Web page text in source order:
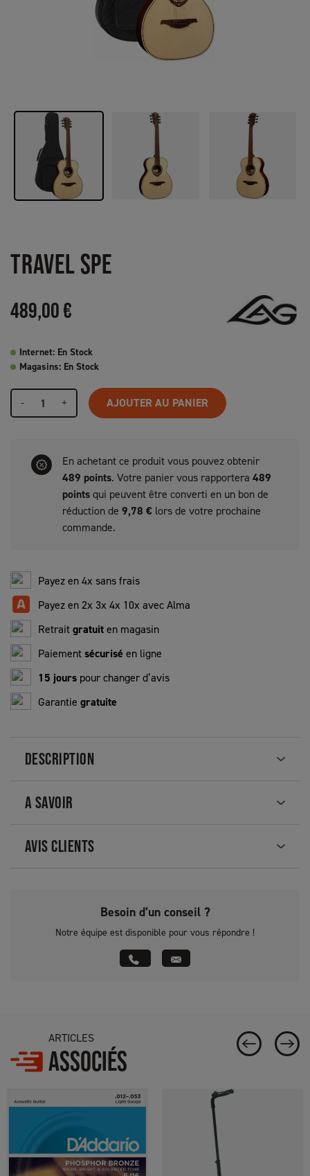
TRAVEL SPE
489,00 €
Internet: En Stock
Magasins: En Stock
- + AJOUTER AU PANIER
En achetant ce produit vous pouvez obtenir
489 points. Votre panier vous rapportera 489
pointsqui peuvent être converti en un bon de
réduction de 9,78 €lors de votre prochaine
commande.
Payez en 4x sans frais
Payez en 2x 3x 4x 10x avec Alma
Retraitgratuiten magasin
Paiementsécurisé en ligne
15 jours pour changer d’avis
Garantie gratuite
DESCRIPTION
A SAVOIR
AVIS CLIENTS
Besoin d’un conseil ?
Notre équipe est disponible pour vous répondre !
ARTICLES
ASSOCIÉS